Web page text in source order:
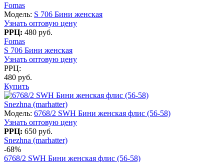
Fomas
Модель: S 706 Бини женская
Узнать оптовую цену
РРЦ: 480 руб.
Fomas
S 706 Бини женская
Узнать оптовую цену
РРЦ:
480 руб.
Купить
Snezhna (marhatter)
Модель: 6768/2 SWH Бини женская флис (56-58)
Узнать оптовую цену
РРЦ: 650 руб.
Snezhna (marhatter)
-68%
6768/2 SWH Бини женская флис (56-58)